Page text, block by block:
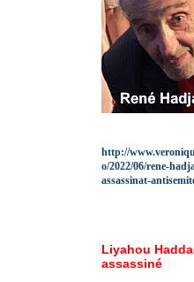
http://
o/2022/06/rene-
assassinat-
Liyahou
assassiné